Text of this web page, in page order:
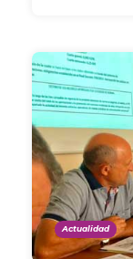
Actualidad